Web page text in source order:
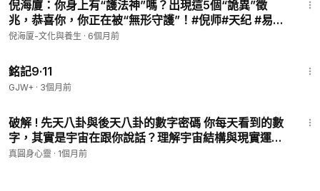
推薦觀看: 一堂課讓你搞懂靈修
https://youtu.be/l0pmgyXuGTg
https://youtu.be/rfeFoexVNNE
清單列表
https://www.youtube.com/playlist?list=PLr8fGANRYVfj0E7UI
GxFjCtS80cyI3AOM
倪海廈：你身上有“護法神”嗎？出現這5個“詭異”徵
兆，恭喜你，你正在被“無形守護”！#倪师#天纪 #易经
#风水#手相 #贵人#小人#改命#命理#运势#财运#紫微
倪海厦-文化與養生 · 6個月前
銘記9·11
GJW+ · 3個月前
破解 ! 先天八卦與後天八卦的數字密碼 你每天看到的數
字，其實是宇宙在跟你說話？理解宇宙結構與現實運作
的古老智慧 #八卦 #數字命理 #五行 #易經 #八卦 #五行
真圓身心靈 · 1個月前